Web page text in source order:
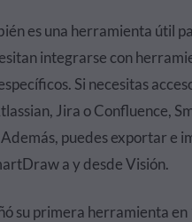
es una herramienta útil
integrarse con
Si necesitas
Jira o Confluence,
puedes exportar e
a y desde Visión.
su primera herramienta en